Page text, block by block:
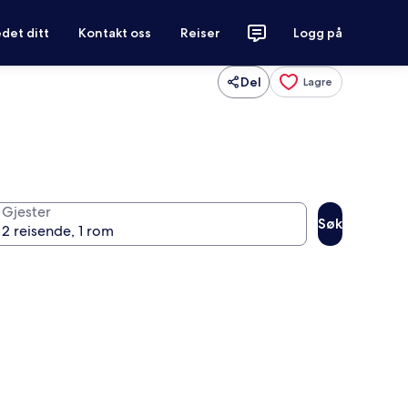
ditt Kontakt oss Reiser Logg på
Del Lagre
Gjester
Søk